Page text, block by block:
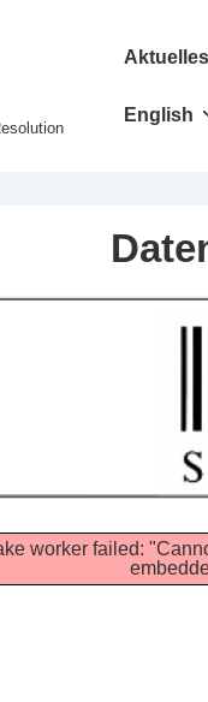
Aktuelles
English
worker failed: